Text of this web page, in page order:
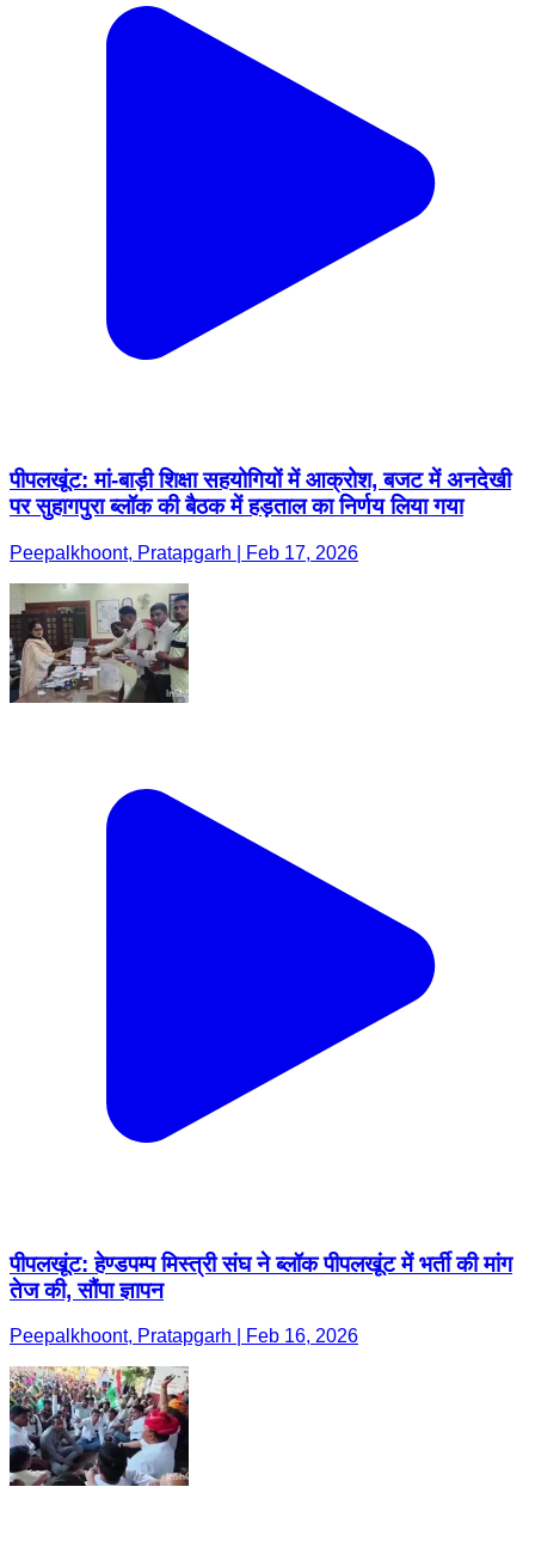
पीपलखूंट: मां-बाड़ी शिक्षा सहयोगियों में आक्रोश, बजट में अनदेखी
पर सुहागपुरा ब्लॉक की बैठक में हड़ताल का निर्णय लिया गया
Peepalkhoont, Pratapgarh | Feb 17, 2026
पीपलखूंट: हेण्डपम्प मिस्त्री संघ ने ब्लॉक पीपलखूंट में भर्ती की मांग
तेज की, सौंपा ज्ञापन
Peepalkhoont, Pratapgarh | Feb 16, 2026